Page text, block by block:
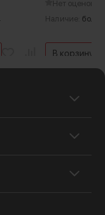
Нет оценок
Наличие:
В корзину